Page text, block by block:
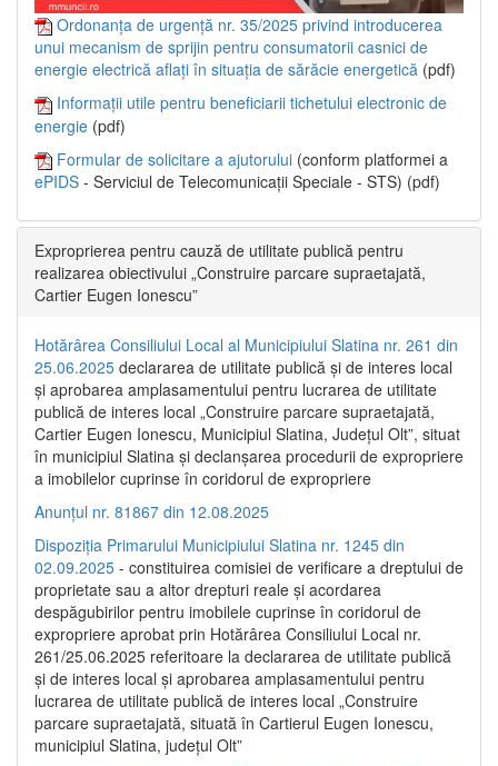
Ordonanța de urgență nr. 35/2025 privind introducerea
unui mecanism de sprijin pentru consumatorii casnici de
energie electrică aflați în situația de sărăcie energetică (pdf)
Informații utile pentru beneficiarii tichetului electronic de
energie (pdf)
Formular de solicitare a ajutorului (conform platformei a
ePIDS - Serviciul de Telecomunicații Speciale - STS) (pdf)
Exproprierea pentru cauză de utilitate publică pentru
realizarea obiectivului „Construire parcare supraetajată,
Cartier Eugen Ionescu”
Hotărârea Consiliului Local al Municipiului Slatina nr. 261 din
25.06.2025 declararea de utilitate publică și de interes local
și aprobarea amplasamentului pentru lucrarea de utilitate
publică de interes local „Construire parcare supraetajată,
Cartier Eugen Ionescu, Municipiul Slatina, Județul Olt”, situat
în municipiul Slatina și declanșarea procedurii de expropriere
a imobilelor cuprinse în coridorul de expropriere
Anunțul nr. 81867 din 12.08.2025
Dispoziția Primarului Municipiului Slatina nr. 1245 din
02.09.2025 - constituirea comisiei de verificare a dreptului de
proprietate sau a altor drepturi reale și acordarea
despăgubirilor pentru imobilele cuprinse în coridorul de
expropriere aprobat prin Hotărârea Consiliului Local nr.
261/25.06.2025 referitoare la declararea de utilitate publică
și de interes local și aprobarea amplasamentului pentru
lucrarea de utilitate publică de interes local „Construire
parcare supraetajată, situată în Cartierul Eugen Ionescu,
municipiul Slatina, județul Olt”